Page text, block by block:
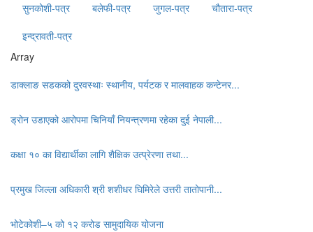
सुनकोशी-पत्र
बलेफी-पत्र जुगल-पत्र
चौतारा-पत्र
इन्द्रावती-पत्र
Array
डाक्लाङ सडकको दुरवस्थाः स्थानीय, पर्यटक र मालवाहक कन्टेनर...
ड्रोन उडाएको आरोपमा चिनियाँ नियन्त्रणमा रहेका दुई नेपाली...
कक्षा १० का विद्यार्थीका लागि शैक्षिक उत्प्रेरणा तथा...
प्रमुख जिल्ला अधिकारी श्री शशीधर घिमिरेले उत्तरी तातोपानी...
भोटेकोशी–५ को १२ करोड सामुदायिक योजना